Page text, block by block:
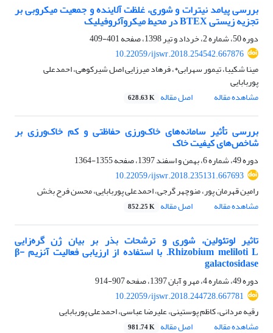
بررسی پیامد نیترات و شوری، غلظت آلاینده و جمعیت میکروبی بر
تجزیه زیستی BTEX در محیط میکروآئروفیلیک
دوره 50، شماره 2، خرداد و تیر 1398، صفحه
401-409
10.22059/ijswr.2018.254542.667876
مینا شکیبا، تیمور سهرابی*، فرهاد میرزایی اصل شیرکوهی، احمدعلی
پوربابایی
مشاهده مقاله
اصل مقاله 628.63 K
بررسی تأثیر سامانه‌های خاک‌ورزی حفاظتی و کم خاک‌ورزی بر
شاخص‌های کیفیت خاک
دوره 49، شماره 6، بهمن و اسفند 1397، صفحه
1355-1364
10.22059/ijswr.2018.235131.667693
رامین قهرمان پور، منوچهر گرجی، احمدعلی پوربابایی، محسن فرح بخش
مشاهده مقاله
اصل مقاله 852.25 K
تاثیر لوتئولین، شوری و ترشحات بذر بر بیان ژن گره‌زایی
Rhizobium meliloti L. با استفاده از ارزیابی فعالیت آنزیم β-
galactosidase
دوره 49، شماره 4، مهر و آبان 1397، صفحه
907-914
10.22059/ijswr.2018.244728.667781
رقیه مردانی، کاظم پوستینی، علیرضا عباسی، احمدعلی پوربابایی
مشاهده مقاله
اصل مقاله 981.74 K